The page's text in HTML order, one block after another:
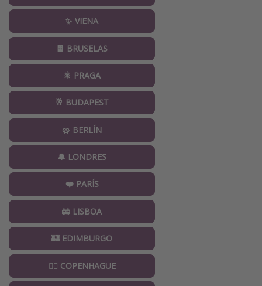
✨ VIENA
🍫 BRUSELAS
🎇 PRAGA
🥂 BUDAPEST
🥨 BERLÍN
🔔 LONDRES
❤️ PARÍS
🚋 LISBOA
🏰 EDIMBURGO
🧜‍♀️ COPENHAGUE